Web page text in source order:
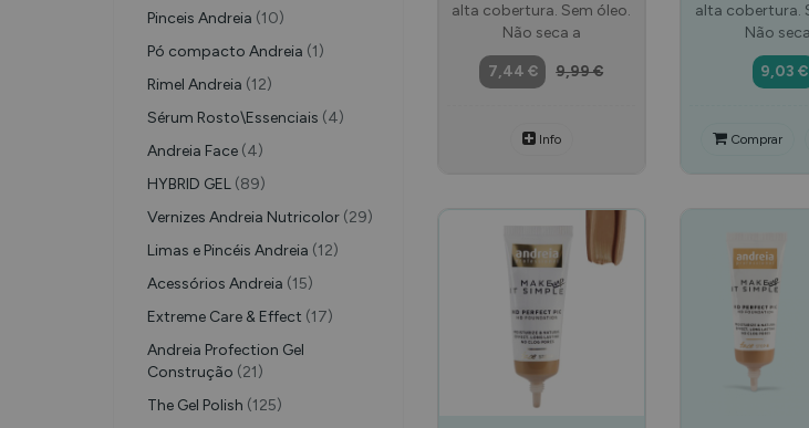
Pinceis Andreia (10)
Pó compacto Andreia (1)
Rimel Andreia (12)
Sérum Rosto\Essenciais (4)
Andreia Face (4)
HYBRID GEL (89)
Vernizes Andreia Nutricolor (29)
Limas e Pincéis Andreia (12)
Acessórios Andreia (15)
Extreme Care & Effect (17)
Andreia Profection Gel
Construção (21)
The Gel Polish (125)
alta cobertura. Sem óleo.
Não seca a
7,44 € 9,99 €
Info
alta cobertura.
Não
9,03 €
Comprar